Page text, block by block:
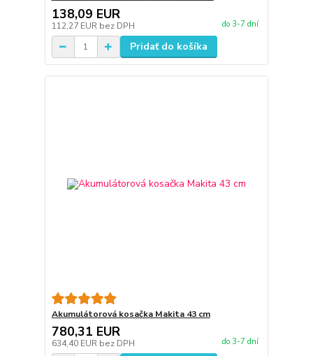
138,09 EUR
112,27 EUR bez DPH do 3-7 dní
Pridať do košíka
Akumulátorová kosačka Makita 43 cm
780,31 EUR
634,40 EUR bez DPH do 3-7 dní